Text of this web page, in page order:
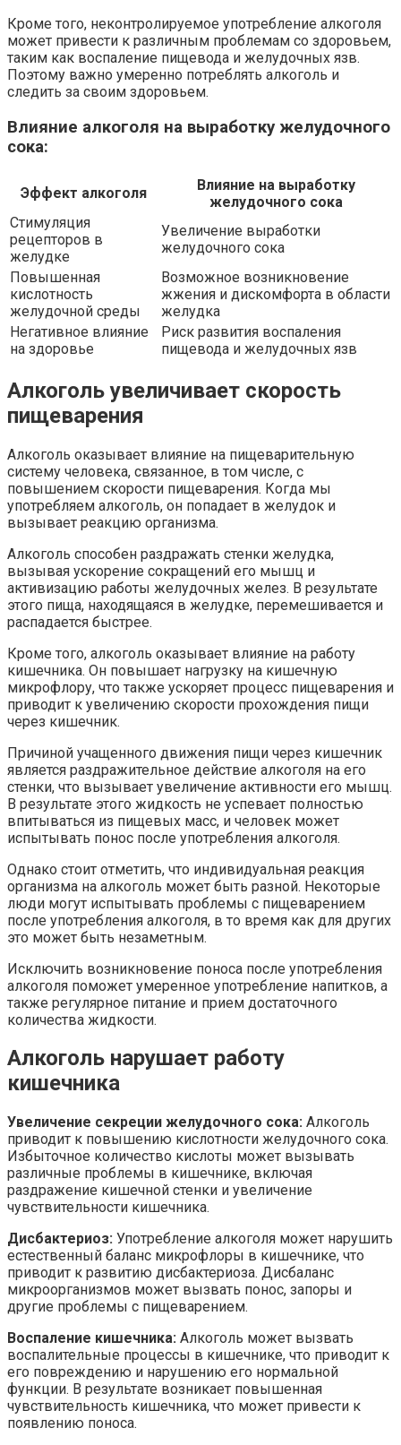
Кроме того, неконтролируемое употребление алкоголя
может привести к различным проблемам со здоровьем,
таким как воспаление пищевода и желудочных язв.
Поэтому важно умеренно потреблять алкоголь и
следить за своим здоровьем.
Влияние алкоголя на выработку желудочного
сока:
Эффект алкоголя
Влияние на выработку
желудочного сока
Стимуляция
рецепторов в
желудке
Увеличение выработки
желудочного сока
Повышенная
кислотность
желудочной среды
Возможное возникновение
жжения и дискомфорта в области
желудка
Негативное влияние
на здоровье
Риск развития воспаления
пищевода и желудочных язв
Алкоголь увеличивает скорость
пищеварения
Алкоголь оказывает влияние на пищеварительную
систему человека, связанное, в том числе, с
повышением скорости пищеварения. Когда мы
употребляем алкоголь, он попадает в желудок и
вызывает реакцию организма.
Алкоголь способен раздражать стенки желудка,
вызывая ускорение сокращений его мышц и
активизацию работы желудочных желез. В результате
этого пища, находящаяся в желудке, перемешивается и
распадается быстрее.
Кроме того, алкоголь оказывает влияние на работу
кишечника. Он повышает нагрузку на кишечную
микрофлору, что также ускоряет процесс пищеварения и
приводит к увеличению скорости прохождения пищи
через кишечник.
Причиной учащенного движения пищи через кишечник
является раздражительное действие алкоголя на его
стенки, что вызывает увеличение активности его мышц.
В результате этого жидкость не успевает полностью
впитываться из пищевых масс, и человек может
испытывать понос после употребления алкоголя.
Однако стоит отметить, что индивидуальная реакция
организма на алкоголь может быть разной. Некоторые
люди могут испытывать проблемы с пищеварением
после употребления алкоголя, в то время как для других
это может быть незаметным.
Исключить возникновение поноса после употребления
алкоголя поможет умеренное употребление напитков, а
также регулярное питание и прием достаточного
количества жидкости.
Алкоголь нарушает работу
кишечника
Увеличение секреции желудочного сока: Алкоголь
приводит к повышению кислотности желудочного сока.
Избыточное количество кислоты может вызывать
различные проблемы в кишечнике, включая
раздражение кишечной стенки и увеличение
чувствительности кишечника.
Дисбактериоз: Употребление алкоголя может нарушить
естественный баланс микрофлоры в кишечнике, что
приводит к развитию дисбактериоза. Дисбаланс
микроорганизмов может вызвать понос, запоры и
другие проблемы с пищеварением.
Воспаление кишечника: Алкоголь может вызвать
воспалительные процессы в кишечнике, что приводит к
его повреждению и нарушению его нормальной
функции. В результате возникает повышенная
чувствительность кишечника, что может привести к
появлению поноса.